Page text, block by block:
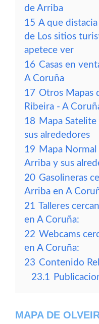
de Arriba
15 A que
de Los sitios
apetece ver
16 Casas en
A Coruña
17 Otros Mapas
Ribeira - A
18 Mapa
sus alrededores
19 Mapa
Arriba y sus
20 Gasolineras
Arriba en A
21 Talleres
en A Coruña:
22 Webcams
en A Coruña:
23 Contenido
23.1
MAPA DE